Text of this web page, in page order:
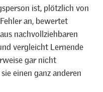
ist, plötzlich von
an, bewertet
nachvollziehbaren
vergleicht Lernende
gar nicht
einen ganz anderen